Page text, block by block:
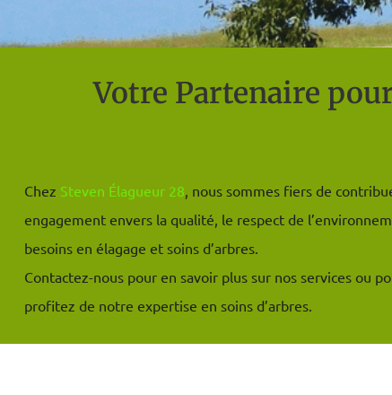
Votre Partenaire
Chez Steven Élagueur 28, nous sommes fiers de
engagement envers la qualité, le respect de
besoins en élagage et soins d’arbres.
Contactez-nous pour en savoir plus sur nos services ou
profitez de notre expertise en soins d’arbres.